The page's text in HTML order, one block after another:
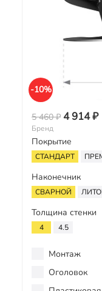
-10%
5 460 ₽ 4 914 ₽
Бренд
Покрытие
СТАНДАРТ
Наконечник
СВАРНОЙ
Толщина стенки
4 4.5
Монтаж
Оголовок